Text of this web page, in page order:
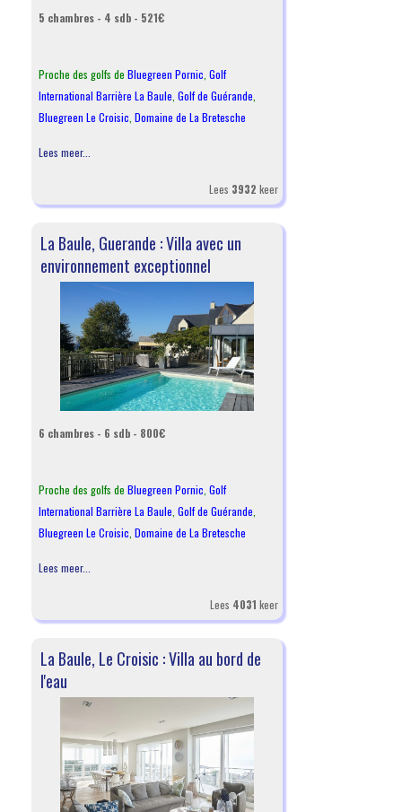
5 chambres - 4 sdb - 521€
Proche des golfs de Bluegreen Pornic Golf
International Barrière La Baule Golf de Guérande
Bluegreen Le Croisic Domaine de La Bretesche
Lees meer...
Lees 3932 keer
La Baule, Guerande : Villa avec un
environnement exceptionnel
6 chambres - 6 sdb - 800€
Proche des golfs de Bluegreen Pornic Golf
International Barrière La Baule Golf de Guérande
Bluegreen Le Croisic Domaine de La Bretesche
Lees meer...
Lees 4031 keer
La Baule, Le Croisic : Villa au bord de
l'eau